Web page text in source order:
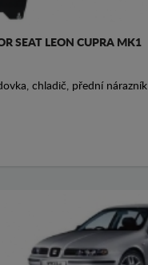
SEAT LEON CUPRA MK1
chladič, přední nárazník